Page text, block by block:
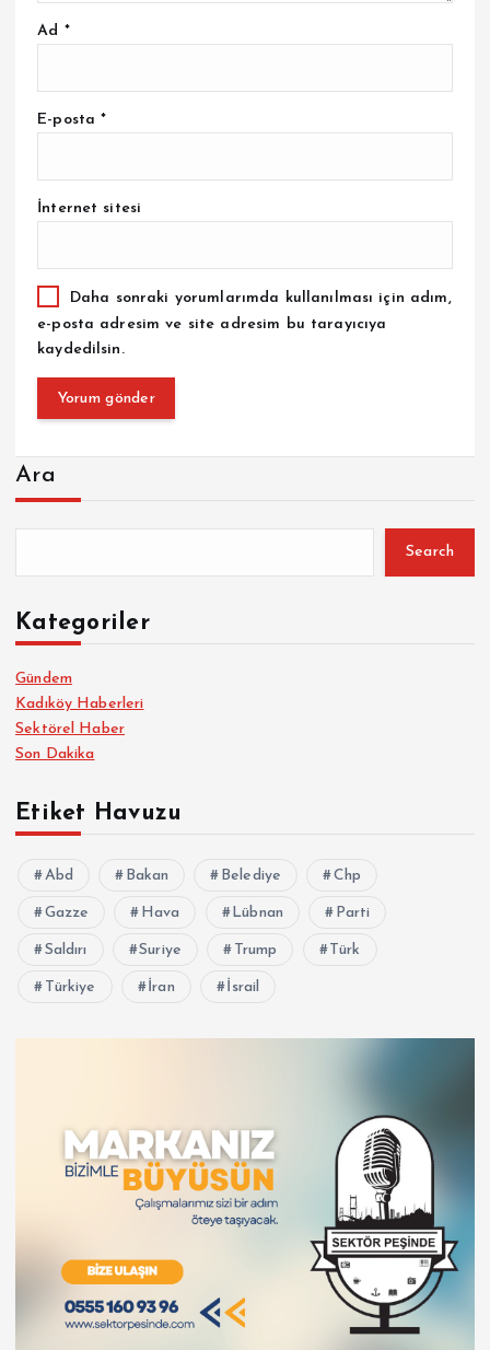
Ad *
E-posta*
İnternet sitesi
Daha sonraki yorumlarımda kullanılması için adım,
e-posta adresim ve site adresim bu tarayıcıya
kaydedilsin.
Ara
Search
Kategoriler
Gündem
Kadıköy Haberleri
Sektörel Haber
Son Dakika
Etiket Havuzu
Abd Bakan Belediye Chp
Gazze Hava Lübnan Parti
Saldırı Suriye Trump Türk
Türkiye İran İsrail